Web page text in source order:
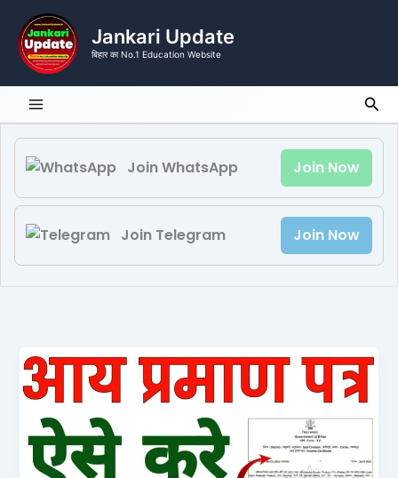
content
Jankari Update
बिहार का No.1 Education Website
Join WhatsApp Join Now
Join Telegram Join Now